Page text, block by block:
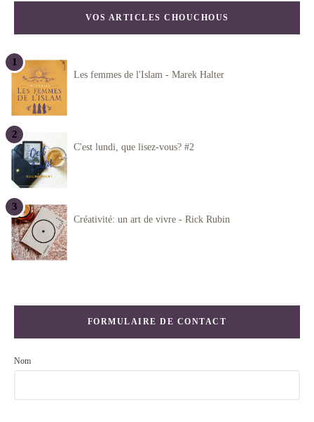
VOS ARTICLES CHOUCHOUS
Les femmes de l'Islam - Marek Halter
C'est lundi, que lisez-vous? #2
Créativité: un art de vivre - Rick Rubin
FORMULAIRE DE CONTACT
Nom